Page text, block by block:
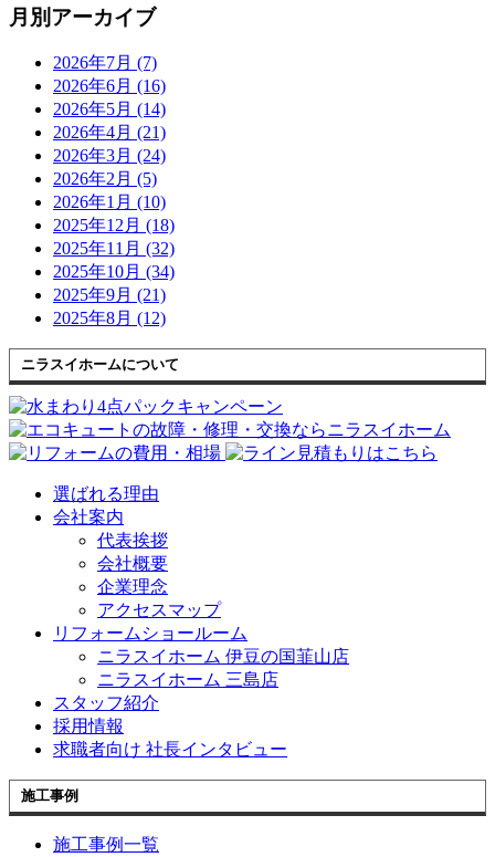
月別アーカイブ
2026年7月 (7)
2026年6月 (16)
2026年5月 (14)
2026年4月 (21)
2026年3月 (24)
2026年2月 (5)
2026年1月 (10)
2025年12月 (18)
2025年11月 (32)
2025年10月 (34)
2025年9月 (21)
2025年8月 (12)
ニラスイホームについて
選ばれる理由
会社案内
代表挨拶
会社概要
企業理念
アクセスマップ
リフォームショールーム
ニラスイホーム 伊豆の国韮山店
ニラスイホーム 三島店
スタッフ紹介
採用情報
求職者向け 社長インタビュー
施工事例
施工事例一覧